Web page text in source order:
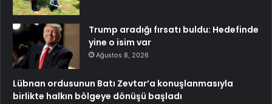
Trump aradığı fırsatı buldu: Hedefinde
yine o isim var
Ağustos 8, 2026
Lübnan ordusunun Batı Zevtar’a konuşlanmasıyla
birlikte halkın bölgeye dönüşü başladı